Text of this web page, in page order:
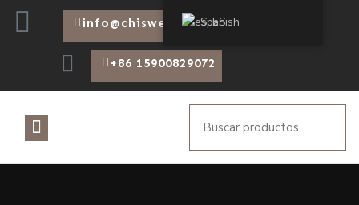
info@chiswear.com
+86 15900829072
Spanish